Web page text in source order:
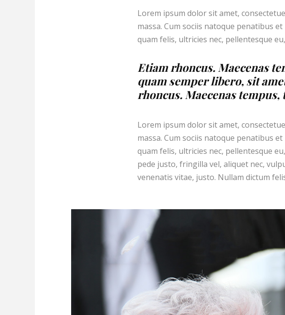
Lorem ipsum dolor sit amet,
massa. Cum sociis natoque penatibus
quam felis, ultricies nec, pellentesque
Etiam rhoncus. Maecenas
quam semper libero, sit
rhoncus. Maecenas tempus,
Lorem ipsum dolor sit amet,
massa. Cum sociis natoque penatibus
quam felis, ultricies nec, pellentesque
pede justo, fringilla vel, aliquet nec,
venenatis vitae, justo. Nullam dictum